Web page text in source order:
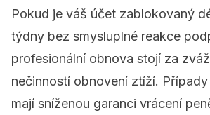
Pokud je váš účet zablokovaný
týdny bez smysluplné reakce
profesionální obnova stojí za
nečinností obnovení ztíží.
mají sníženou garanci vrácení